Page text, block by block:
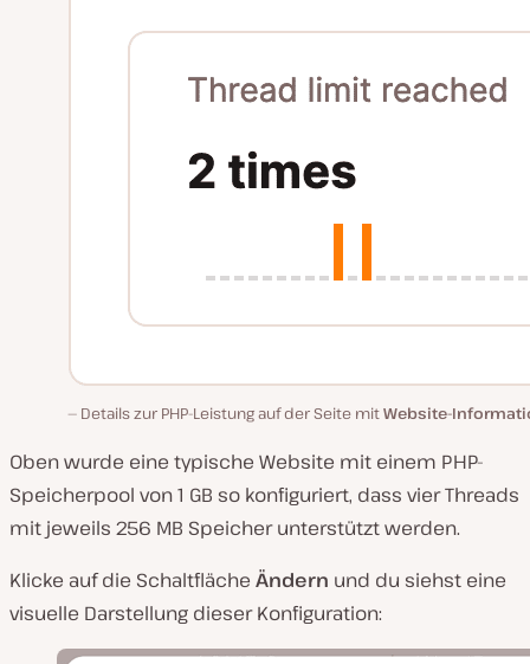
Details zur PHP-Leistung auf der Seite mitWebsite-
Oben wurde eine typische Website mit einem PHP-
Speicherpool von 1 GB so konfiguriert, dass vier Threads
mit jeweils 256 MB Speicher unterstützt werden.
Klicke auf die Schaltfläche Ändern und du siehst eine
visuelle Darstellung dieser Konfiguration: